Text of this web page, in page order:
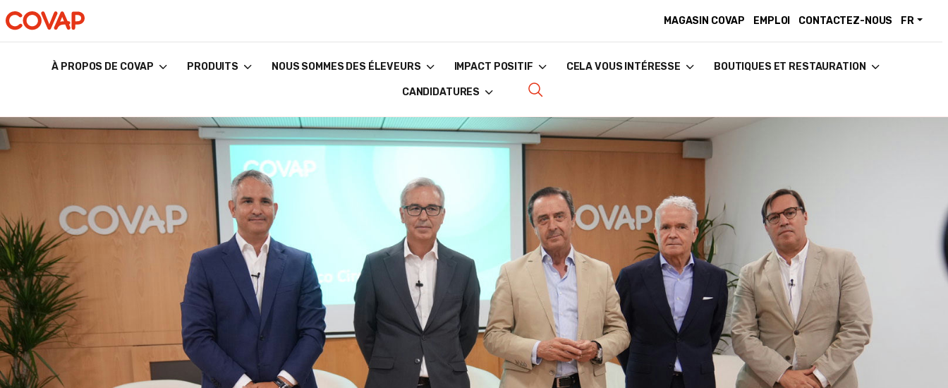
MAGASIN COVAP EMPLOI CONTACTEZ-NOUS FR
À PROPOS DE COVAP PRODUITS NOUS SOMMES DES ÉLEVEURS IMPACT POSITIF CELA VOUS INTÉRESSE BOUTIQUES ET RESTAURATION
CANDIDATURES
Commerce
électronique
Qui
sommes-
nous ?
Bien-
être
animal